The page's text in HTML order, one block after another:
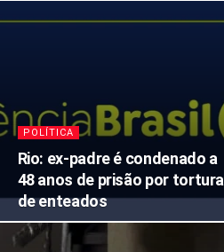
POLÍTICA
Rio: ex-padre é condenado a
48 anos de prisão por tortura
de enteados